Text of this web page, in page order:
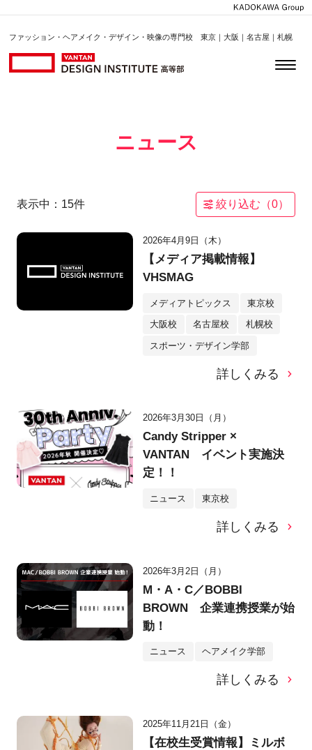
ファッション・ヘアメイク・デザイン・映像の専門校 東京｜大阪｜名古屋｜札幌
ニュース
表示中： 15件 絞り込む（0）
2026年4月9日（木）
【メディア掲載情報】
VHSMAG
メディアトピックス 東京校
大阪校 名古屋校 札幌校
スポーツ・デザイン学部
詳しくみる
2026年3月30日（月）
Candy Stripper ×
VANTAN イベント実施決
定！！
ニュース 東京校
詳しくみる
2026年3月2日（月）
M・A・C／BOBBI
BROWN 企業連携授業が始
動！
ニュース ヘアメイク学部
詳しくみる
2025年11月21日（金）
【在校生受賞情報】ミルボ